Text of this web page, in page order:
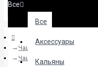
Все
Все
Аксессуары
Кальяны
Чаши
Чаша ГКУ 01/04